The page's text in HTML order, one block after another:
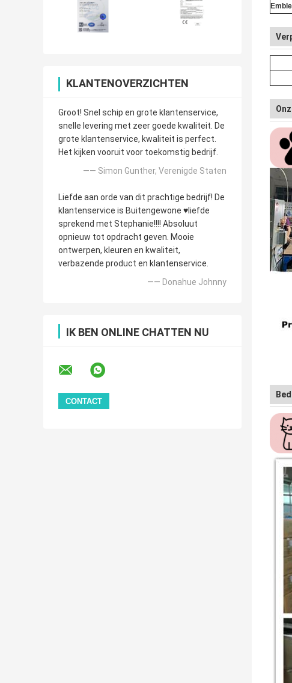
KLANTENOVERZICHTEN
Groot! Snel schip en grote klantenservice,
snelle levering met zeer goede kwaliteit. De
grote klantenservice, kwaliteit is perfect.
Het kijken vooruit voor toekomstig bedrijf.
—— Simon Gunther, Verenigde Staten
Liefde aan orde van dit prachtige bedrijf! De
klantenservice is Buitengewone ♥️liefde
sprekend met Stephanie!!!! Absoluut
opnieuw tot opdracht geven. Mooie
ontwerpen, kleuren en kwaliteit,
verbazende product en klantenservice.
—— Donahue Johnny
IK BEN ONLINE CHATTEN NU